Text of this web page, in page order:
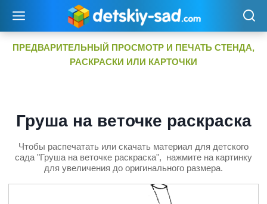
содержимому
ПРЕДВАРИТЕЛЬНЫЙ ПРОСМОТР И ПЕЧАТЬ СТЕНДА,
РАСКРАСКИ ИЛИ КАРТОЧКИ
Груша на веточке раскраска
Чтобы распечатать или скачать материал для детского
сада "Груша на веточке раскраска", нажмите на картинку
для увеличения до оригинального размера.